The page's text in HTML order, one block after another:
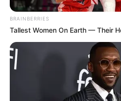
BRAINBERRIES
Tallest Women On Earth — Their